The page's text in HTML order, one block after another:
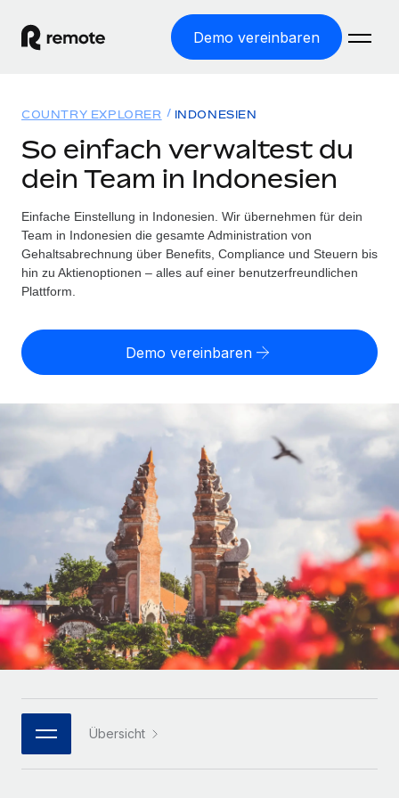
Demo vereinbaren
WELTWEITE BESCHÄFTIGUNG
Globale Payroll
Einfache, rechtssicher Payroll
Employer of Record
Weltweites Wachstum ohne Kosten für Niederlassungen
Contractor of Record
Rechtssichere, weltweite Arbeit mit Freelancer:innen
Globales Onboarding und Verwalten von
Auslagern von komplexen HR-Aufgaben
INFRASTRUKTUR
Remote Embedded
Nahtlose Integration der HR in bestehende Abläufe
Plattform
Integrierte HR-Kernfunktionen für dein Team
MCP
Integrationen
Lösungen
WELTWEITE ABDECKUNG
Country Explorer
Länderspezifische Unterstützung bei der Einstellung
Einfache Einstellung in allen US-Bundesstaaten
WACHSTUMSPHASE
Agile HR- und Payroll-Lösungen für wachsende
Unternehmen
Mittelstand
Maßgeschneiderte HR-Lösungen, um Teams zu
vergrößern
Enterprise
Globale HR für Konzerne und Großunternehmen
PARTNER WERDEN
Flexible Einbettung von Global-HR-Funktionen in deine
Ressourcen
TOOLS UND RECHNER
Scheinselbstständigkeitsrisiko berechnen
Personalkostenrechner
Honorarzahlungen berechnen
Informationen zu möglichen Währungen und
Abwicklungsfristen für globale Freelancer:innen
LERNEN MIT REMOTE
Forschung und Leitfäden
Fallstudien
HR-Glossar
Bibliothek für Stellenbeschreibungen
Webinare
Preise
Español
Italiano
Português (Portugal)
한국어
Anmelden
COUNTRY EXPLORER INDONESIEN
So einfach verwaltest du
dein Team in Indonesien
Einfache Einstellung in Indonesien. Wir übernehmen für dein
Team in Indonesien die gesamte Administration von
Gehaltsabrechnung über Benefits, Compliance und Steuern bis
hin zu Aktienoptionen – alles auf einer benutzerfreundlichen
Plattform.
Demo vereinbaren
Übersicht